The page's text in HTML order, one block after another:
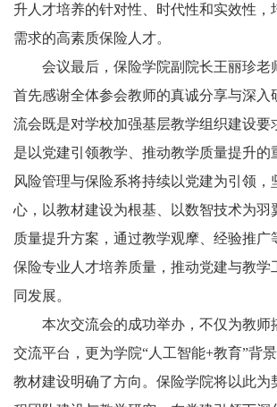
升人才培养的针对性、时代性和实效性，
需求的高素质保险人才。
会议最后，保险学院副院长王丽珍老
首先感谢全体参会教师的真诚分享与深入
流会既是对学校加强基层教学组织建设要
是以党建引领教学、推动教学质量提升的
风险管理与保险系将持续以党建为引领，
心，以教材建设为根基、以数智技术为羽
质量提升方案，通过教学观摩、经验推广
保险专业人才培养质量，推动党建与教学
同发展。
本次交流会的成功举办，不仅为教师
交流平台，更为学院“人工智能+教育”背
教材建设明确了方向。保险学院将以此为